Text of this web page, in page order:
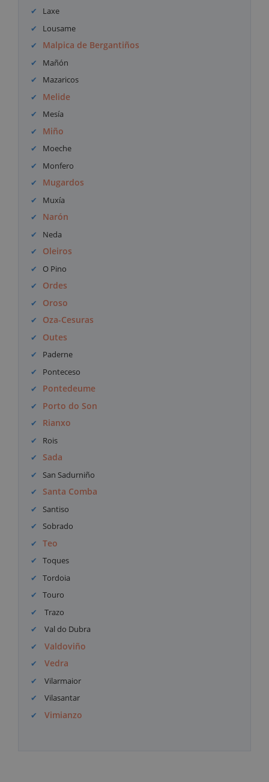
Laxe
Lousame
Malpica de Bergantiños
Mañón
Mazaricos
Melide
Mesía
Miño
Moeche
Monfero
Mugardos
Muxía
Narón
Neda
Oleiros
O Pino
Ordes
Oroso
Oza-Cesuras
Outes
Paderne
Ponteceso
Pontedeume
Porto do Son
Rianxo
Rois
Sada
San Sadurniño
Santa Comba
Santiso
Sobrado
Teo
Toques
Tordoia
Touro
Trazo
Val do Dubra
Valdoviño
Vedra
Vilarmaior
Vilasantar
Vimianzo